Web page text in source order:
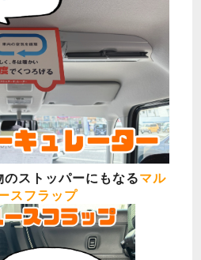
ストッパーにもなるマル
スフラップ